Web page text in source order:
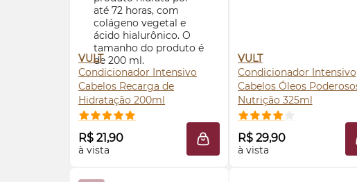
VULT
Condicionador Intensivo
Cabelos Recarga de
Hidratação 200ml
R$ 21,90
à vista
COMPRE AGORA ❯
ADICIONAR À SACOLA
VULT
Condicionador Intensivo
Cabelos Óleos
Nutrição 325ml
R$ 29,90
à vista
COMPRE AGORA ❯